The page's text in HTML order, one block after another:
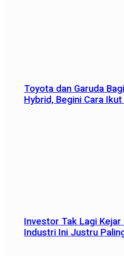
Toyota dan Garuda
Hybrid, Begini Cara
Investor Tak Lagi Kejar
Industri Ini Justru